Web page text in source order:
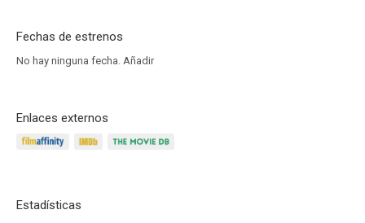
Fechas de estrenos
No hay ninguna fecha. Añadir
Enlaces externos
Estadísticas